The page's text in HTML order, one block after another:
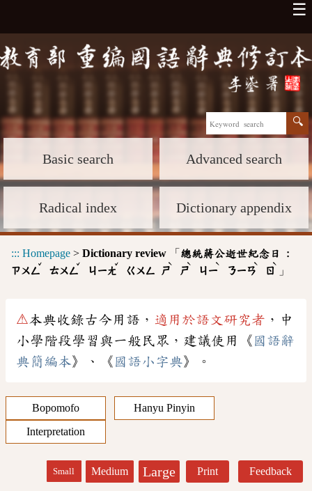
☰
Basic search Advanced search
Radical index Dictionary appendix
::: Homepage > Dictionary review 「 總統蔣公逝世紀念日 :
ㄗㄨㄥ
ˇ
ㄊㄨㄥ
ˇ
ㄐㄧㄤ
ˇ
ㄍㄨㄥ ㄕ
ˋ
ㄕ
ˋ
ㄐㄧ
ˋ
ㄋㄧㄢ
ˋ
ㄖ
ˋ
」
⚠本典收錄古今用語， 適用於語文研究者 ，中
小學階段學習與一般民眾，建議使用《 國語辭
典簡編本》、《 國語小字典》。
Bopomofo
Hanyu Pinyin
Interpretation
Small Medium Large Print Feedback